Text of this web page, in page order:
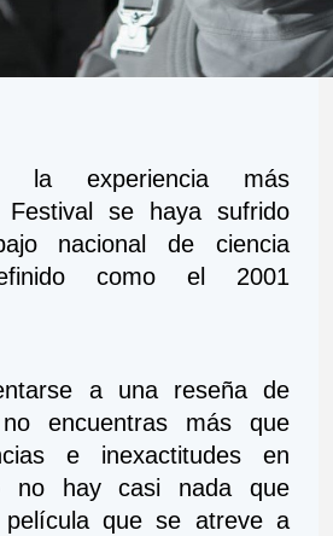
la experiencia más
Festival se haya sufrido
nacional de ciencia
como el 2001
a una reseña de
encuentras más que
e inexactitudes en
no hay casi nada que
que se atreve a